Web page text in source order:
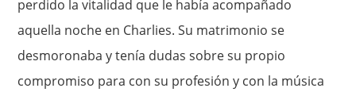
perdido la vitalidad que le había acompañado
aquella noche en Charlies. Su matrimonio se
desmoronaba y tenía dudas sobre su propio
compromiso para con su profesión y con la música